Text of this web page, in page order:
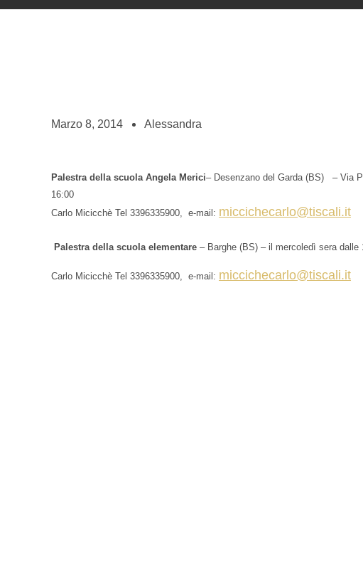
Marzo 8, 2014 Alessandra
Palestra della scuola Angela Merici– Desenzano del Garda (BS) – Via
16:00
Carlo Micicchè Tel 3396335900, e-mail: miccichecarlo@tiscali.it
Palestra della scuola elementare – Barghe (BS) – il mercoledì sera dalle
Carlo Micicchè Tel 3396335900 , e-mail: miccichecarlo@tiscali.it